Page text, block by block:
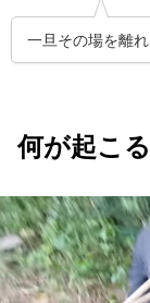
一旦その場を離
何が起こ